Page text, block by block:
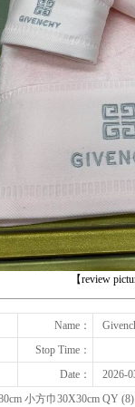
【review
下一张
Name：
Stop Time：
Date：
2026-
小方巾30X30cm QY (8)